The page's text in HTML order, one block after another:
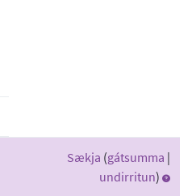
Sækja (gátsumma |
undirritun)